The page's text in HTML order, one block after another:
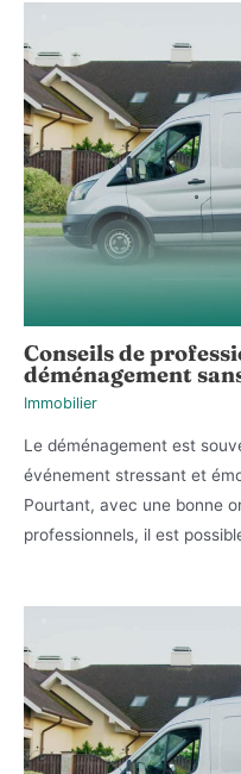
Conseils de
déménagement
Immobilier
Le déménagement est
événement stressant et
Pourtant, avec une bonne
professionnels, il est